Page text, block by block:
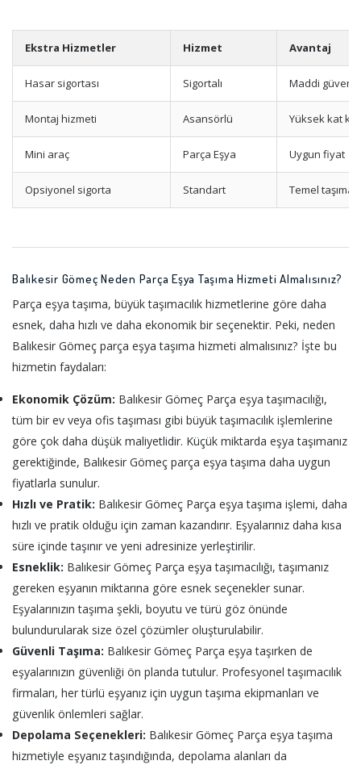
Ekstra Hizmetler Hizmet Avantaj
Hasar sigortası Sigortalı Maddi
Montaj hizmeti Asansörlü Yüksek kat
Mini araç Parça Eşya Uygun fiyat
Opsiyonel sigorta Standart Temel taşıma
Balıkesir Gömeç Neden Parça Eşya Taşıma Hizmeti Almalısınız?
Parça eşya taşıma, büyük taşımacılık hizmetlerine göre daha
esnek, daha hızlı ve daha ekonomik bir seçenektir. Peki, neden
Balıkesir Gömeç parça eşya taşıma hizmeti almalısınız? İşte bu
hizmetin faydaları:
Ekonomik Çözüm: Balıkesir Gömeç Parça eşya taşımacılığı,
tüm bir ev veya ofis taşıması gibi büyük taşımacılık işlemlerine
göre çok daha düşük maliyetlidir. Küçük miktarda eşya taşımanız
gerektiğinde, Balıkesir Gömeç parça eşya taşıma daha uygun
fiyatlarla sunulur.
Hızlı ve Pratik: Balıkesir Gömeç Parça eşya taşıma işlemi, daha
hızlı ve pratik olduğu için zaman kazandırır. Eşyalarınız daha kısa
süre içinde taşınır ve yeni adresinize yerleştirilir.
Esneklik: Balıkesir Gömeç Parça eşya taşımacılığı, taşımanız
gereken eşyanın miktarına göre esnek seçenekler sunar.
Eşyalarınızın taşıma şekli, boyutu ve türü göz önünde
bulundurularak size özel çözümler oluşturulabilir.
Güvenli Taşıma: Balıkesir Gömeç Parça eşya taşırken de
eşyalarınızın güvenliği ön planda tutulur. Profesyonel taşımacılık
firmaları, her türlü eşyanız için uygun taşıma ekipmanları ve
güvenlik önlemleri sağlar.
Depolama Seçenekleri: Balıkesir Gömeç Parça eşya taşıma
hizmetiyle eşyanız taşındığında, depolama alanları da